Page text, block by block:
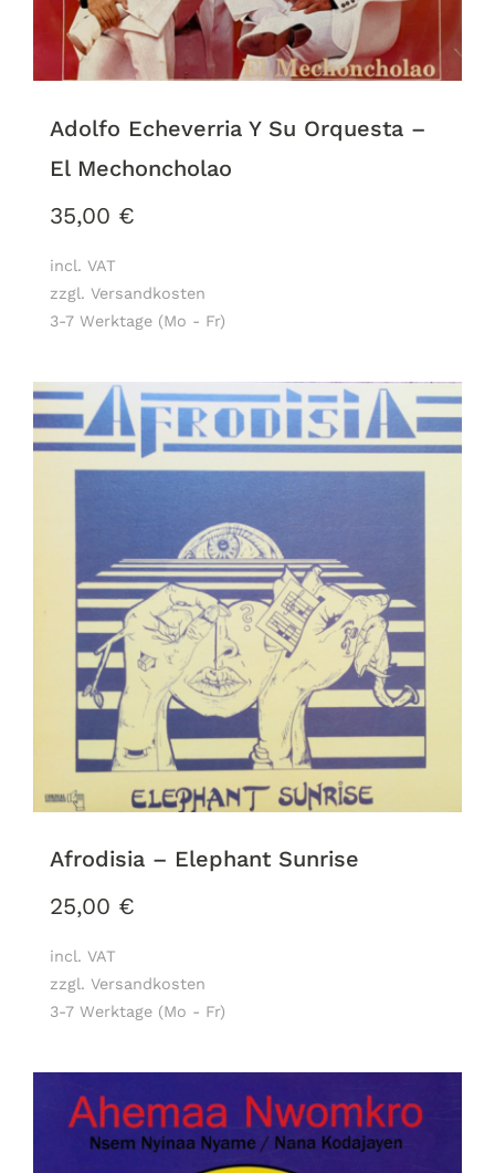
Adolfo Echeverria Y Su Orquesta –
El Mechoncholao
35,00 €
incl. VAT
zzgl. Versandkosten
3-7 Werktage (Mo - Fr)
Afrodisia – Elephant Sunrise
25,00 €
incl. VAT
zzgl. Versandkosten
3-7 Werktage (Mo - Fr)